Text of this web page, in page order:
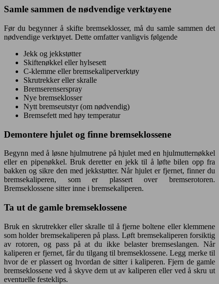
Samle sammen de nødvendige verktøyene
Før du begynner å skifte bremseklosser, må du samle sammen det
nødvendige verktøyet. Dette omfatter vanligvis følgende
Jekk og jekkstøtter
Skiftenøkkel eller hylsesett
C-klemme eller bremsekaliperverktøy
Skrutrekker eller skralle
Bremserenserspray
Nye bremseklosser
Nytt bremseutstyr (om nødvendig)
Bremsefett med høy temperatur
Demontere hjulet og finne bremseklossene
Begynn med å løsne hjulmutrene på hjulet med en hjulmutternøkkel
eller en pipenøkkel. Bruk deretter en jekk til å løfte bilen opp fra
bakken og sikre den med jekkstøtter. Når hjulet er fjernet, finner du
bremsekaliperen, som er plassert over bremserotoren.
Bremseklossene sitter inne i bremsekaliperen.
Ta ut de gamle bremseklossene
Bruk en skrutrekker eller skralle til å fjerne boltene eller klemmene
som holder bremsekaliperen på plass. Løft bremsekaliperen forsiktig
av rotoren, og pass på at du ikke belaster bremseslangen. Når
kaliperen er fjernet, får du tilgang til bremseklossene. Legg merke til
hvor de er plassert og hvordan de sitter i kaliperen. Fjern de gamle
bremseklossene ved å skyve dem ut av kaliperen eller ved å skru ut
eventuelle festeklips.